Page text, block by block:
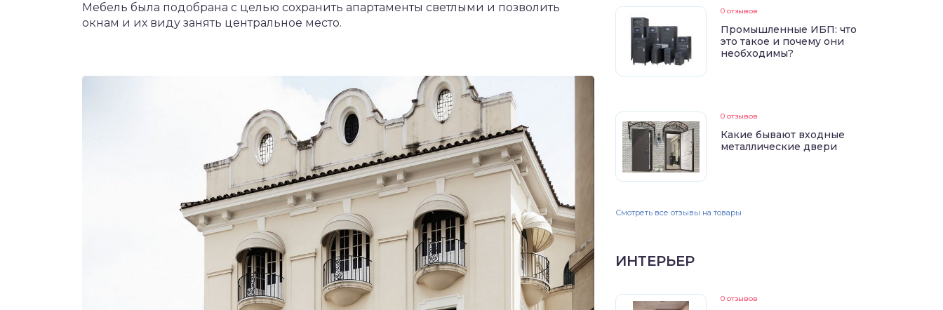
Мебель была подобрана с целью сохранить апартаменты светлыми и позволить
окнам и их виду занять центральное место.
0 отзывов
Промышленные ИБП: что
это такое и почему они
необходимы?
0 отзывов
Какие бывают входные
металлические двери
Смотреть все отзывы на товары
ИНТЕРЬЕР
0 отзывов